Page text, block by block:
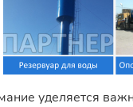
уделяется